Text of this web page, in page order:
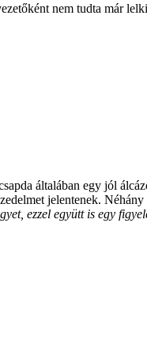
nem tudta már
általában egy jól
jelentenek.
ezzel együtt is egy